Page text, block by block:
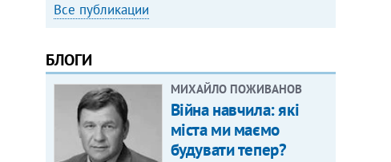
Все публикации
БЛОГИ
МИХАЙЛО ПОЖИВАНОВ
Війна навчила: які
міста ми маємо
будувати тепер?